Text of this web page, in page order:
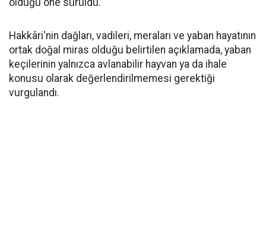
olduğu öne sürüldü.
Hakkâri'nin dağları, vadileri, meraları ve yaban hayatının
ortak doğal miras olduğu belirtilen açıklamada, yaban
keçilerinin yalnızca avlanabilir hayvan ya da ihale
konusu olarak değerlendirilmemesi gerektiği
vurgulandı.